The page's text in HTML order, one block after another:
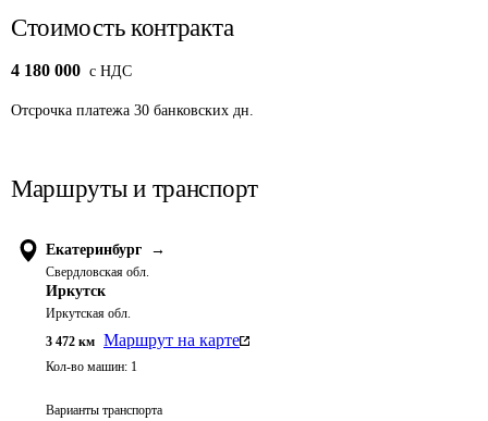
Стоимость контракта
4 180 000 c НДС
Отсрочка платежа 30 банковских дн.
Маршруты и транспорт
Екатеринбург →
Свердловская обл.
Иркутск
Иркутская обл.
3 472 км Маршрут на карте
Кол-во машин: 1
Варианты транспорта